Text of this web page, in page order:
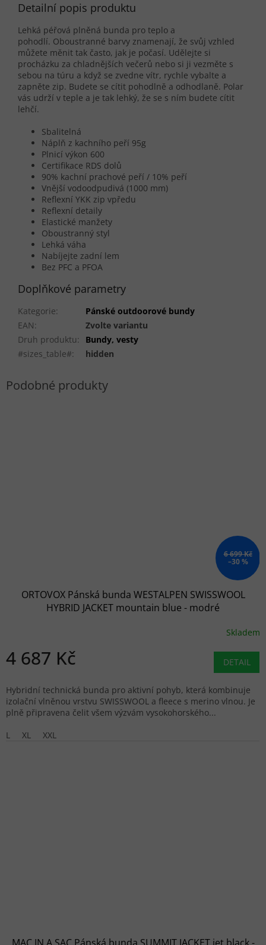
Detailní popis produktu
Lehká péřová plněná bunda pro teplo a
pohodlí. Oboustranné barvy znamenají, že svůj vzhled
můžete měnit tak často, jak je počasí. Udělejte si
procházku za chladnějších večerů nebo si ji vezměte s
sebou na túru a když se zvedne vítr, rychle vybalte a
zapněte zip. Budete se cítit pohodlně a odhodlaně. Polar
vás udrží v teple a je tak lehký, že se s ním budete cítit
lehčí.
Sbalitelná
Náplň z kachního peří 95g
Plnicí výkon 600
Certifikace RDS dolů
90% kachní prachové peří / 10% peří
Vnější vodoodpudivá (1000 mm)
Reflexní YKK zip vpředu
Reflexní detaily
Elastické manžety
Oboustranný styl
Lehká váha
Nabíjejte zadní lem
Bez PFC a PFOA
Doplňkové parametry
Kategorie:
Pánské outdoorové bundy
EAN:
Zvolte variantu
Druh produktu:
Bundy, vesty
#sizes_table#: hidden
6 699 Kč
–30 %
ORTOVOX Pánská bunda WESTALPEN SWISSWOOL
HYBRID JACKET mountain blue - modré
Skladem
4 687 Kč DETAIL
Hybridní technická bunda pro aktivní pohyb, která kombinuje
izolační vlněnou vrstvu SWISSWOOL a fleece s merino vlnou. Je
plně připravena čelit všem výzvám vysokohorského...
L
XL XXL